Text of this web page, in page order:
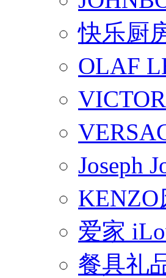
快乐厨
OLAF
Joseph
爱家
餐具礼